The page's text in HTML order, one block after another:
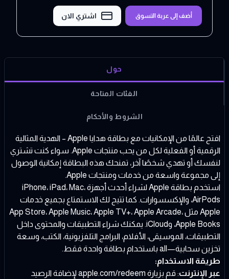
أضف إلى عربة التسوق اشتري الان
حول
الفئات المتاحة
الشروط والأحكام
افتح عالمًا من الإمكانيات مع بطاقة هدايا Apple – الهدية المثالية
الرقمية أو الفعلية لكل من يحب منتجات Apple. سواء كنت تشتري
لنفسك أو تهدي شخصًا آخر، تمنحك هذه البطاقة إمكانية الوصول
إلى مجموعة واسعة من خدمات ومنتجات Apple.
استخدم بطاقة Apple لشراء أحدث أجهزة iPhone، iPad، Mac،
AirPods، والإكسسوارات. كما تتيح لك الاستمتاع بجميع خدمات
Apple مثل App Store، Apple Music، Apple TV+، Apple Arcade،
Apple Books، وiCloud. يمكنك شراء التطبيقات والمحتوى داخل
التطبيقات، الموسيقى، الأفلام، البرامج التلفزيونية، الكتب، وسعة
تخزين سحابية—all باستخدام بطاقة واحدة فقط.
طريقة الاستخدام:
عبر الإنترنت: قم بزيارة apple.com/redeem لإضافة الرصيد